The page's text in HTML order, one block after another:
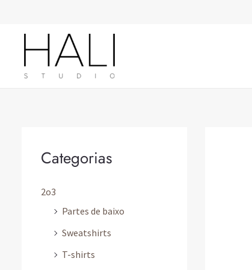
Categorias
2o3
Partes de baixo
Sweatshirts
T-shirts